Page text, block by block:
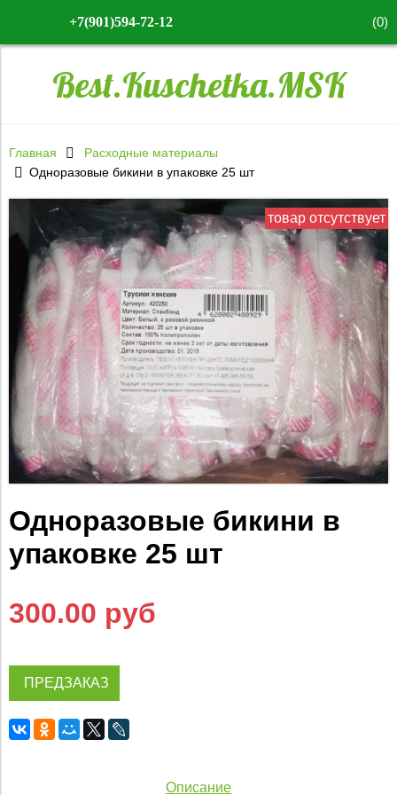
+7(901)594-72-12 (0)
Best.Kuschetka.MSK
Главная
Расходные материалы
Одноразовые бикини в упаковке 25 шт
товар отсутствует
Одноразовые бикини в
упаковке 25 шт
300.00 руб
ПРЕДЗАКАЗ
Описание